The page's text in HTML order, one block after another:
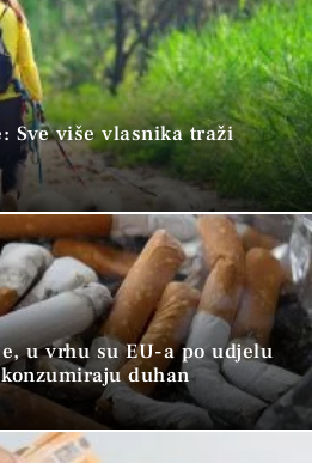
Sve više vlasnika traži
u vrhu su EU-a po udjelu
duhan